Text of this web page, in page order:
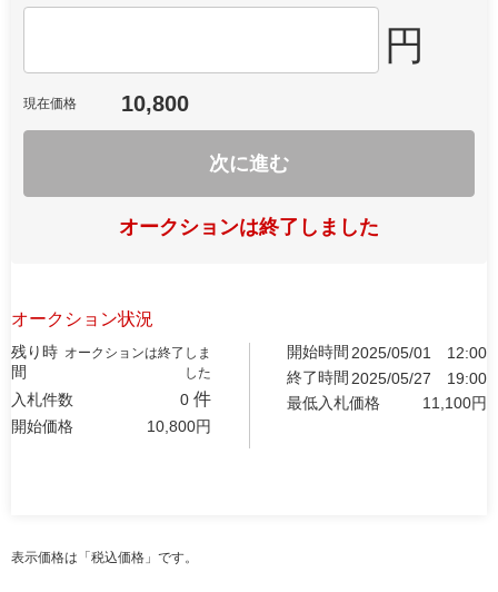
円
現在価格 10,800
次に進む
オークションは終了しました
オークション状況
残り時
間
オークションは終了しま
した
入札件数 0 件
開始価格 10,800円
開始時間 2025/05/01
12:00
終了時間 2025/05/27
19:00
最低入札価格
11,100円
表示価格は「税込価格」です。